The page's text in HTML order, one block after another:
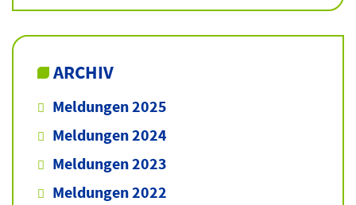
ARCHIV
Meldungen 2025
Meldungen 2024
Meldungen 2023
Meldungen 2022